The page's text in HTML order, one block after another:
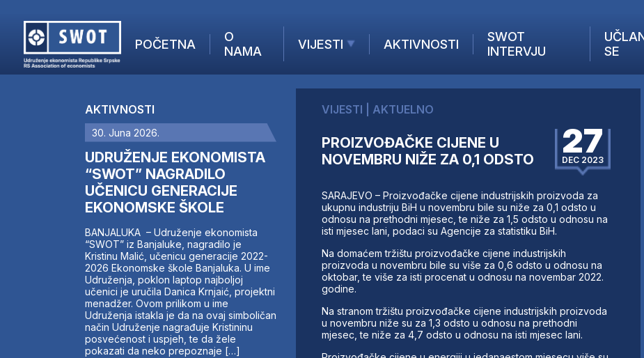
POČETNA
O
NAMA
VIJESTI
AKTUELNO
KOMPANIJE
FINANSIJE
IZ STRANIH MEDIJA
AKTIVNOSTI
SWOT
INTERVJU
SE
AKTUELNO
ANALIZE
KOMPANIJE
FINANSIJE
IZ STRANIH MEDIJA
AKTIVNOSTI
SWOT INTERVJU
UČLANI SE
KONTAKT
AKTIVNOSTI
30. Juna 2026.
UDRUŽENJE EKONOMISTA
“SWOT” NAGRADILO
UČENICU GENERACIJE
EKONOMSKE ŠKOLE
BANJALUKA – Udruženje ekonomista
“SWOT” iz Banjaluke, nagradilo je
Kristinu Malić, učenicu generacije 2022-
2026 Ekonomske škole Banjaluka. U ime
Udruženja, poklon laptop najboljoj
učenici je uručila Danica Krnjaić, projektni
menadžer. Ovom prilikom u ime
Udruženja istakla je da na ovaj simboličan
način Udruženje nagrađuje Kristininu
posvećenost i uspjeh, te da žele
pokazati da neko prepoznaje […]
VIJESTI AKTUELNO
PROIZVOĐAČKE CIJENE U
NOVEMBRU NIŽE ZA 0,1 ODSTO
27
DEC 2023
SARAJEVO – Proizvođačke cijene industrijskih proizvoda za
ukupnu industriju BiH u novembru bile su niže za 0,1 odsto u
odnosu na prethodni mjesec, te niže za 1,5 odsto u odnosu na
isti mjesec lani, podaci su Agencije za statistiku BiH.
Na domaćem tržištu proizvođačke cijene industrijskih
proizvoda u novembru bile su više za 0,6 odsto u odnosu na
oktobar, te više za isti procenat u odnosu na novembar 2022.
godine.
Na stranom tržištu proizvođačke cijene industrijskih proizvoda
u novembru niže su za 1,3 odsto u odnosu na prethodni
mjesec, te niže za 4,7 odsto u odnosu na isti mjesec lani.